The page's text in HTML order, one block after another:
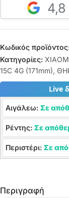
4,8
Κωδικός
Κατηγορίες:
15C 4G (171mm),
Live
Αιγάλεω: Σε
Ρέντης: Σε
Περιστέρι: Σε
Περιγραφή